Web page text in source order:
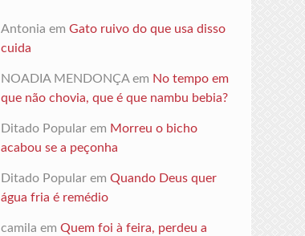
Antonia em Gato ruivo do que usa disso
cuida
NOADIA MENDONÇAem No tempo em
que não chovia, que é que nambu bebia?
Ditado Popularem Morreu o bicho
acabou se a peçonha
Ditado Popularem Quando Deus quer
água fria é remédio
camila em Quem foi à feira, perdeu a